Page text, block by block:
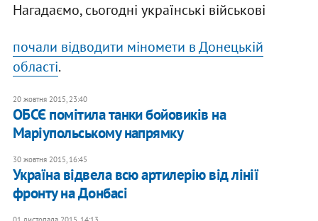
Нагадаємо, сьогодні українські військові
почали відводити міномети в Донецькій
області.
20 жовтня 2015, 23:40
ОБСЄ помітила танки бойовиків на
Маріупольському напрямку
30 жовтня 2015, 16:45
Україна відвела всю артилерію від лінії
фронту на Донбасі